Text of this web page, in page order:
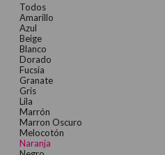
Todos
Amarillo
Azul
Beige
Blanco
Dorado
Fucsia
Granate
Gris
Lila
Marrón
Marron Oscuro
Melocotón
Naranja